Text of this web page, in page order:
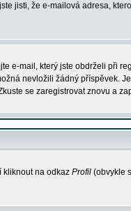
jisti, že e-mailová adresa,
e-mail, který jste obdrželi při
nevložili žádný příspěvek.
se zaregistrovat znovu a
kliknout na odkaz Profil (obvykle